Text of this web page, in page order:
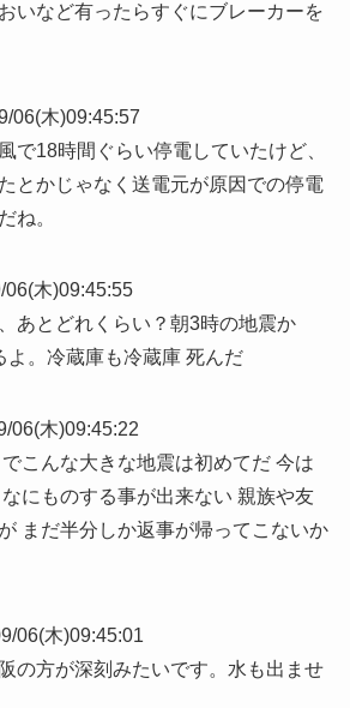
いなど有ったらすぐにブレーカーを
06(木)09:45:57
で18時間ぐらい停電していたけど、
とかじゃなく送電元が原因での停電
ね。
06(木)09:45:55
あとどれくらい？朝3時の地震か
よ。冷蔵庫も冷蔵庫 死んだ
06(木)09:45:22
こんな大きな地震は初めてだ 今は
にものする事が出来ない 親族や友
まだ半分しか返事が帰ってこないか
06(木)09:45:01
の方が深刻みたいです。水も出ませ